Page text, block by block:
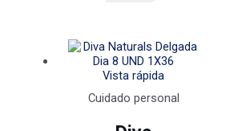
Vista rápida
Cuidado personal